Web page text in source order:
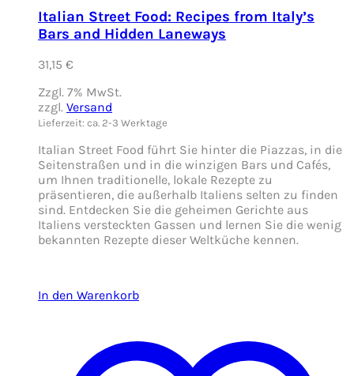
Italian Street Food: Recipes from Italy’s
Bars and Hidden Laneways
31,15 €
Zzgl. 7% MwSt.
zzgl. Versand
Lieferzeit: ca. 2-3 Werktage
Italian Street Food führt Sie hinter die Piazzas, in die
Seitenstraßen und in die winzigen Bars und Cafés,
um Ihnen traditionelle, lokale Rezepte zu
präsentieren, die außerhalb Italiens selten zu finden
sind. Entdecken Sie die geheimen Gerichte aus
Italiens versteckten Gassen und lernen Sie die wenig
bekannten Rezepte dieser Weltküche kennen.
In den Warenkorb